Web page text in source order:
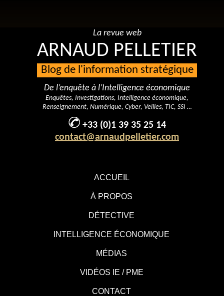
ACCUEIL
À PROPOS
DÉTECTIVE
INTELLIGENCE ÉCONOMIQUE
MÉDIAS
VIDÉOS IE / PME
CONTACT
La revue web
ARNAUD PELLETIER
Blog de l'information stratégique
De l’enquête à l’Intelligence économique
Enquêtes, Investigations, Intelligence économique,
Renseignement, Numérique, Cyber, Veilles, TIC, SSI …
+33 (0)1 39 35 25 14
contact@arnaudpelletier.com